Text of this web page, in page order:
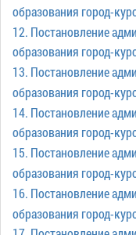
образования город-
12. Постановление
образования город-
13. Постановление
образования город-
14. Постановление
образования город-
15. Постановление
образования город-
16. Постановление
образования город-